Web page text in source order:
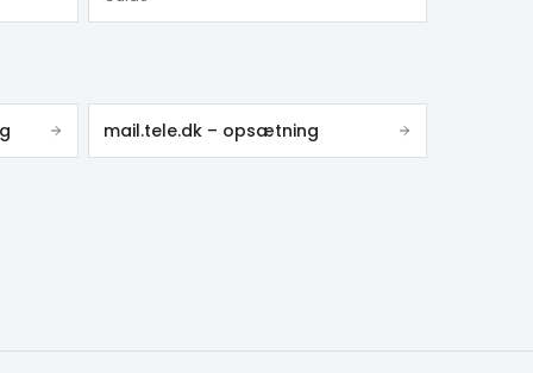
mail.tele.dk – opsætning